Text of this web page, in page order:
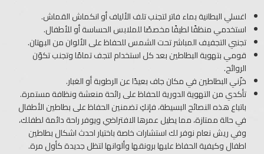
اغسلي البطانية بماء فاتر لتجنب تلف الألياف أو انكماش القماش.
استخدمي منظفًا لطيفًا مخصصًا للملابس الحساسة أو للأطفال.
تجنبي التجفيف المباشر تحت الشمس للحفاظ على الألوان من البهتان.
قومي بتهوية البطاطين بعد كل استخدام لتجف تمامًا وتجنب تكوّن
الروائح.
خزّني البطاطين في مكان جاف بعيدًا عن الرطوبة أو الغبار.
تأكدي من التهوية الدورية للحفاظ على رائحة منعشة ونظافة مستمرة.
باتباع هذه النصائح البسيطة، فإنكِ تضمنين الحفاظ على بطاطين الأطفال
في حالة ممتازة، مما يطيل عمرها الافتراضي ويوفر راحة دائمة لطفلك،
وفي ريش نعام نوفر لك استشارات خاصة باختيار احدث اشكال بطاطين
اطفال​ وكيفية الحفاظ عليها برونقها وألوانها لتظل جديدة كأول مرة.